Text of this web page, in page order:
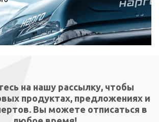
на нашу рассылку, чтобы
продуктах, предложениях и
Вы можете отписаться в